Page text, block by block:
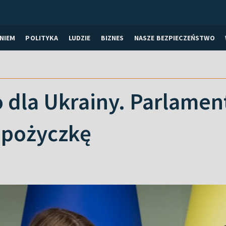
POLITYKA LUDZIE BIZNES NASZE BEZPIECZEŃSTWO
dla Ukrainy.